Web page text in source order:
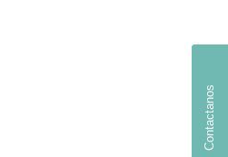
Contactanos